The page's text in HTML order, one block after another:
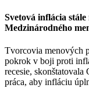
Svetová inflácia
Medzinárodného
Tvorcovia menových
pokrok v boji proti
recesie, skonštatovala
práca, aby infláciu